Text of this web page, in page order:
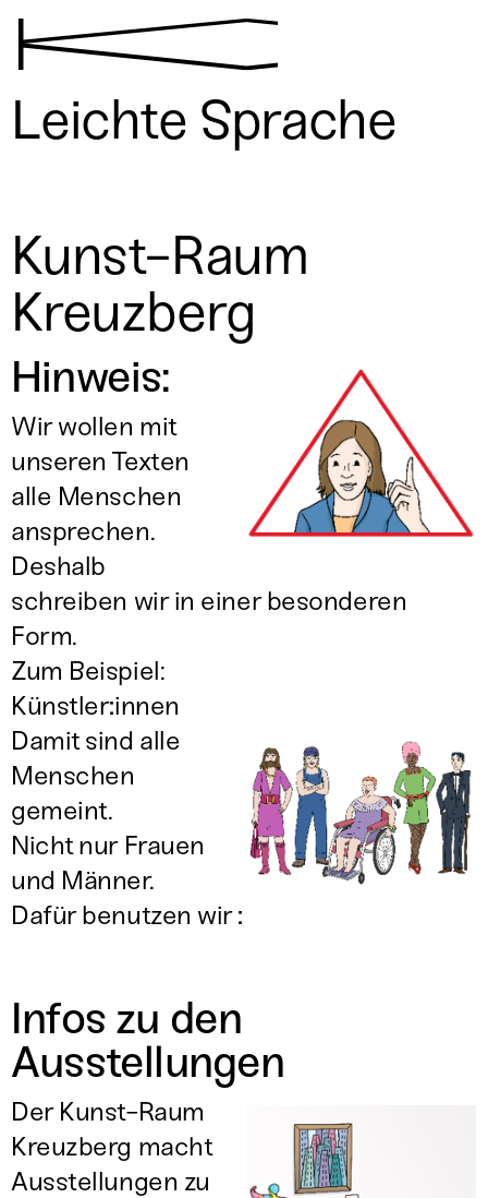
K
Leichte Sprache
Kunst-Raum
Kreuzberg
Hinweis:
Wir wollen mit
unseren Texten
alle Menschen
ansprechen.
Deshalb
schreiben wir in einer besonderen
Form.
Zum Beispiel:
Künstler:innen
Damit sind alle
Menschen
gemeint.
Nicht nur Frauen
und Männer.
Dafür benutzen wir:
Infos zu den
Ausstellungen
Der Kunst-Raum
Kreuzberg macht
Ausstellungen zu